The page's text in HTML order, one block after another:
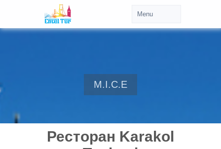
M.I.C.E
Ресторан Karakol